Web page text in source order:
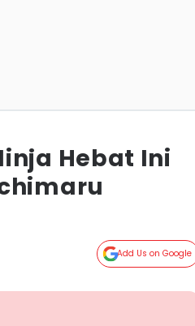
Hebat Ini
Add Us on Google